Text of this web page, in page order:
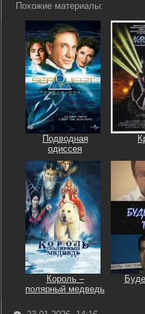
Похожие материалы:
Подводная
одиссея
Король –
полярный медведь